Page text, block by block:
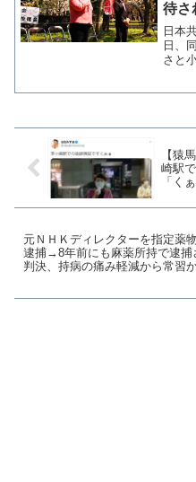
待さ
絶賛
て。
日本
日、
さと
【猿
崎駅
「く
元ＮＨＫディレクターを指定薬
逮捕→8年前にも麻薬所持で逮捕
判決、持病の痛み軽減から常習